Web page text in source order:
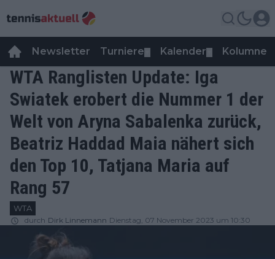
Newsletter Turniere Kalender Kolumnen
WTA Ranglisten Update: Iga
Swiatek erobert die Nummer 1 der
Welt von Aryna Sabalenka zurück,
Beatriz Haddad Maia nähert sich
den Top 10, Tatjana Maria auf
Rang 57
WTA
durch Dirk Linnemann Dienstag, 07 November 2023 um 10:30